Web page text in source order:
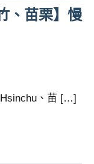
、苗栗】慢
、苗 […]